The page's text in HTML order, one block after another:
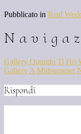
Pubblicato in Real
Gallery Quando Ti Ho
Gallery A Midsummer
Rispondi